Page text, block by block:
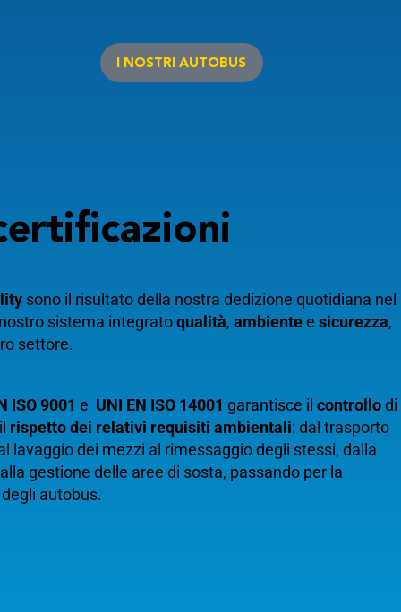
I NOSTRI AUTOBUS
sono il risultato della nostra dedizione quotidiana nel
sistema integratoqualità, ambientee sicurezza,
settore.
ISO 9001 e UNI EN ISO 14001 garantisce il controllodi
rispetto dei relativi requisiti ambientali: dal trasporto
lavaggio dei mezzi al rimessaggio degli stessi, dalla
gestione delle aree di sosta, passando per la
autobus.